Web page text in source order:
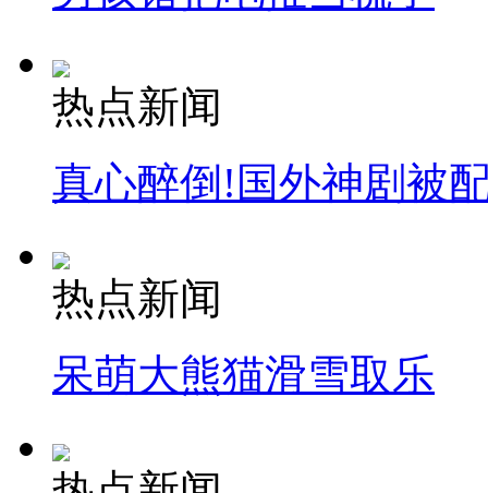
热点新闻
真心醉倒!国外神剧被
热点新闻
呆萌大熊猫滑雪取乐